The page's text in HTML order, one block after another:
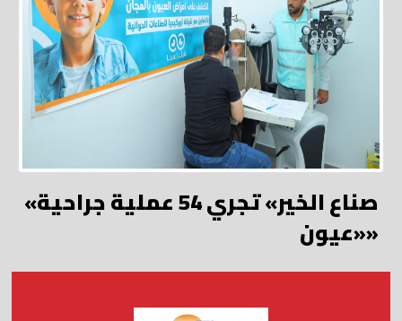
«صناع الخير» تجري 54 عملية جراحية
«عيون»